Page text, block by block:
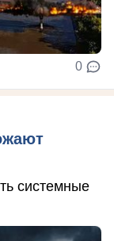
0
системные